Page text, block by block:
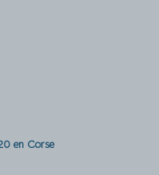
en Corse